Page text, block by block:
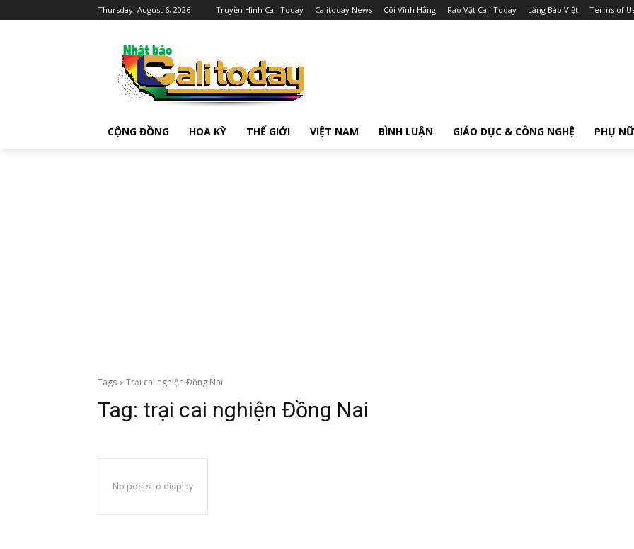
Thursday, August 6, 2026 Truyền Hình Cali Today Calitoday News Cõi Vĩnh Hằng Rao Vặt Cali Today Làng Báo Việt Terms of
CỘNG ĐỒNG HOA KỲ THẾ GIỚI VIỆT NAM BÌNH LUẬN GIÁO DỤC & CÔNG NGHỆ PHỤ NỮ
Tags Trại cai nghiện Ðồng Nai
Tag: trại cai nghiện Ðồng Nai
No posts to display